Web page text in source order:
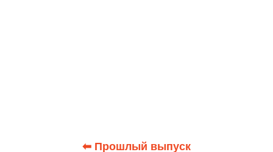
⬅ Прошлый выпуск